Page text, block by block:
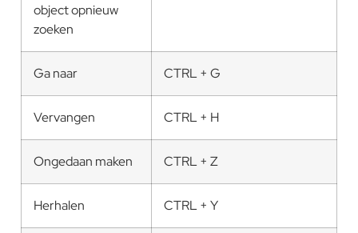
object opnieuw
zoeken
Ga naar CTRL + G
Vervangen CTRL + H
Ongedaan maken CTRL + Z
Herhalen CTRL + Y